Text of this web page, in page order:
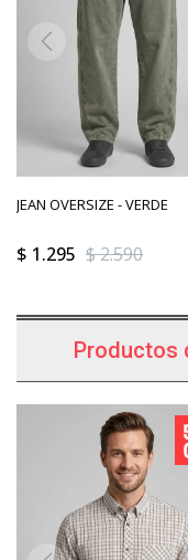
JEAN OVERSIZE - VERDE
$ 1.295 $2.590
Productos